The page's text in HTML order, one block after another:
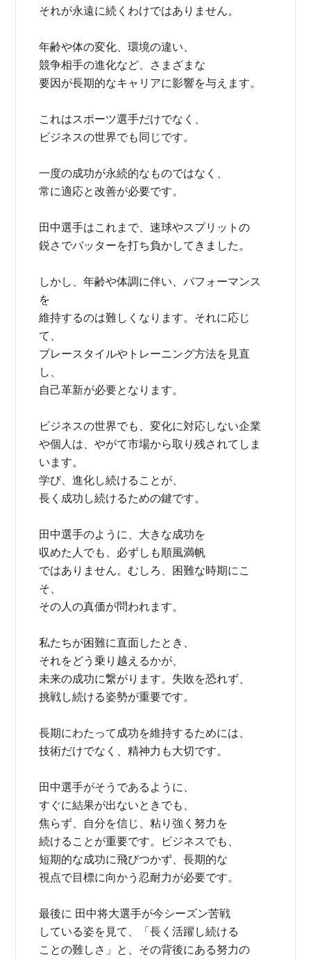
それが永遠に続くわけではありません。
年齢や体の変化、環境の違い、
競争相手の進化など、さまざまな
要因が長期的なキャリアに影響を与えます。
これはスポーツ選手だけでなく、
ビジネスの世界でも同じです。
一度の成功が永続的なものではなく、
常に適応と改善が必要です。
田中選手はこれまで、速球やスプリットの
鋭さでバッターを打ち負かしてきました。
しかし、年齢や体調に伴い、パフォーマンス
を
維持するのは難しくなります。それに応じ
て、
プレースタイルやトレーニング方法を見直
し、
自己革新が必要となります。
ビジネスの世界でも、変化に対応しない企業
や個人は、やがて市場から取り残されてしま
います。
学び、進化し続けることが、
長く成功し続けるための鍵です。
田中選手のように、大きな成功を
収めた人でも、必ずしも順風満帆
ではありません。むしろ、困難な時期にこ
そ、
その人の真価が問われます。
私たちが困難に直面したとき、
それをどう乗り越えるかが、
未来の成功に繋がります。失敗を恐れず、
挑戦し続ける姿勢が重要です。
長期にわたって成功を維持するためには、
技術だけでなく、精神力も大切です。
田中選手がそうであるように、
すぐに結果が出ないときでも、
焦らず、自分を信じ、粘り強く努力を
続けることが重要です。ビジネスでも、
短期的な成功に飛びつかず、長期的な
視点で目標に向かう忍耐力が必要です。
最後に 田中将大選手が今シーズン苦戦
している姿を見て、「長く活躍し続ける
ことの難しさ」と、その背後にある努力の